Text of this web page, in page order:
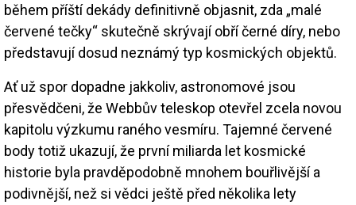
během příští dekády definitivně objasnit, zda „malé
červené tečky“ skutečně skrývají obří černé díry, nebo
představují dosud neznámý typ kosmických objektů.
Ať už spor dopadne jakkoliv, astronomové jsou
přesvědčeni, že Webbův teleskop otevřel zcela novou
kapitolu výzkumu raného vesmíru. Tajemné červené
body totiž ukazují, že první miliarda let kosmické
historie byla pravděpodobně mnohem bouřlivější a
podivnější, než si vědci ještě před několika lety